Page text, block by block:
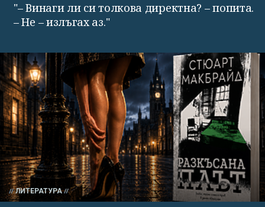
"– Винаги ли си толкова директна? – попита.
– Не – излъгах аз."
ЛИТЕРАТУРА